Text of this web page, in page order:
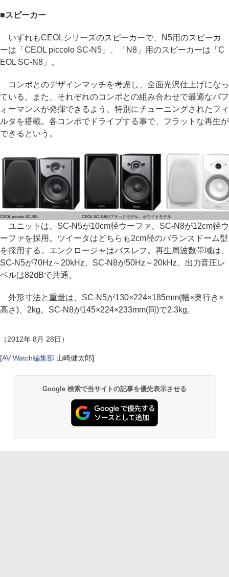
■スピーカー
いずれもCEOLシリーズのスピーカーで、N5用のスピーカ
ーは「CEOL piccolo SC-N5」、「N8」用のスピーカーは「C
EOL SC-N8」。
コンポとのデザインマッチを考慮し、全面光沢仕上げになっ
ている。また、それぞれのコンポとの組み合わせで最適なパフ
ォーマンスが発揮できるよう、特別にチューニングされたフィ
ルタを搭載。各コンポでドライブする事で、フラットな再生が
できるという。
CEOL piccolo SC-N5 CEOL SC-N8のブラックモデル、ホワイトモデル
ユニットは、SC-N5が10cm径ウーファ、SC-N8が12cm径ウ
ーファを採用。ツイータはどちらも2cm径のバランスドーム型
を採用する。エンクロージャはバスレフ。再生周波数帯域は、
SC-N5が70Hz～20kHz、SC-N8が50Hz～20kHz。出力音圧レ
ベルは82dBで共通。
外形寸法と重量は、SC-N5が130×224×185mm(幅×奥行き×
高さ)、2kg。SC-N8が145×224×233mm(同)で2.3kg。
（2012年 8月 28日）
[AV Watch編集部 山崎健太郎]
Google 検索で当サイトの記事を優先表示させる